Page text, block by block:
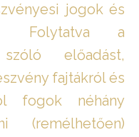
jogok és
Folytatva a
szóló előadást,
fajtákról és
fogok néhány
(remélhetően)